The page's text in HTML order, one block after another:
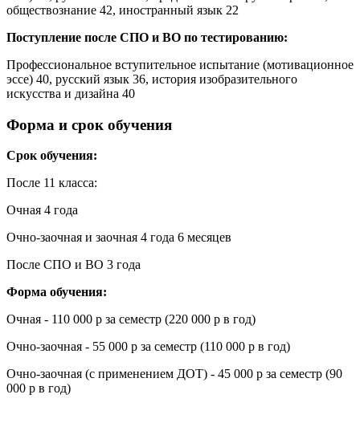
обществознание 42, иностранный язык 22
Поступление после СПО и ВО по тестированию:
Профессиональное вступительное испытание (мотивационное
эссе) 40, русский язык 36, история изобразительного
искусства и дизайна 40
Форма и срок обучения
Срок обучения:
После 11 класса:
Очная 4 года
Очно-заочная и заочная 4 года 6 месяцев
После СПО и ВО 3 года
Форма обучения:
Очная - 110 000 р за семестр (220 000 р в год)
Очно-заочная - 55 000 р за семестр (110 000 р в год)
Очно-заочная (с применением ДОТ) - 45 000 р за семестр (90
000 р в год)